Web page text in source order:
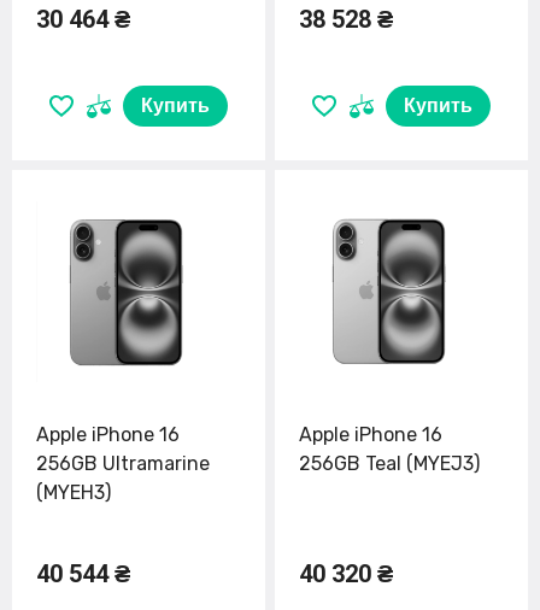
30 464 ₴
Купить
38 528 ₴
Купить
Apple iPhone 16
256GB Ultramarine
(MYEH3)
40 544 ₴
Apple iPhone 16
256GB Teal (MYEJ3)
40 320 ₴